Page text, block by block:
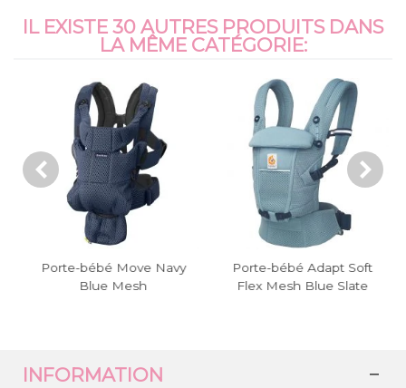
IL EXISTE 30 AUTRES PRODUITS DANS
LA MÊME CATÉGORIE:
Porte-bébé Move Navy
Blue Mesh
Porte-bébé Adapt Soft
Flex Mesh Blue Slate
INFORMATION